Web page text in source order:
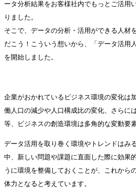
ータ分析結果をお客様社内でもっとご活用
りました。
そこで、データの分析・活用ができる人材
だこう！こういう想いから、「データ活用
を開始しました。
企業がおかれているビジネス環境の変化は
働人口の減少や人口構成比の変化、さらに
等、ビジネスの創造環境は多角的な変動要
データ活用を取り巻く環境やトレンドはみ
中、新しい問題や課題に直面した際に効果
うに環境を整備しておくことが、これから
体力となると考えています。